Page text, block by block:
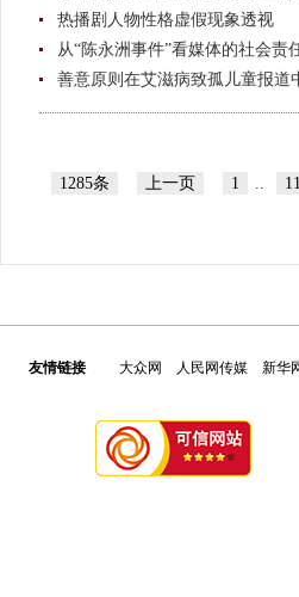
热播剧人物性格虚假现象透视
从“陈永洲事件”看媒体的社会责
善意原则在艾滋病致孤儿童报道
1285条 上一页 1 .. 11
友情链接 大众网 人民网传媒 新华